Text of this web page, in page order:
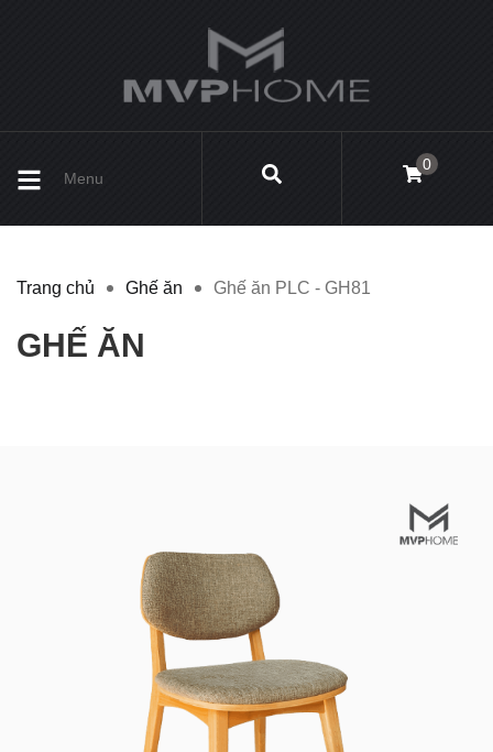
Menu
0
Trang chủ Ghế ăn Ghế ăn PLC - GH81
GHẾ ĂN